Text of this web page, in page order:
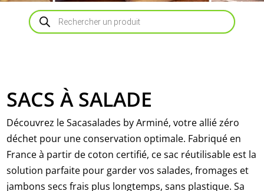
Recherche
de
produits
SACS À SALADE
Découvrez le Sacasalades by Arminé, votre allié zéro
déchet pour une conservation optimale. Fabriqué en
France à partir de coton certifié, ce sac réutilisable est la
solution parfaite pour garder vos salades, fromages et
jambons secs frais plus longtemps, sans plastique. Sa